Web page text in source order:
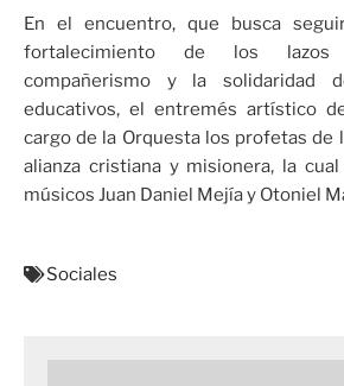
En el encuentro, que busca
fortalecimiento de los lazos
compañerismo y la solidaridad
educativos, el entremés artístico
cargo de la Orquesta los profetas de
alianza cristiana y misionera, la
músicos Juan Daniel Mejía y Otoniel
Sociales